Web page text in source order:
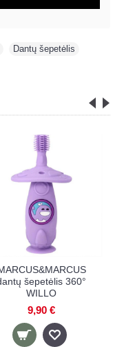
Dantų šepetėlis
šepetėlis 360°
LUCAS
9,90 €